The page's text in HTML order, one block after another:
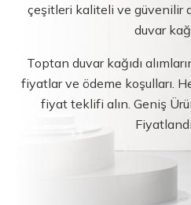
çeşitleri kaliteli ve güvenilir
duvar
Toptan duvar kağıdı
fiyatlar ve ödeme koşulları.
fiyat teklifi alın. Geniş